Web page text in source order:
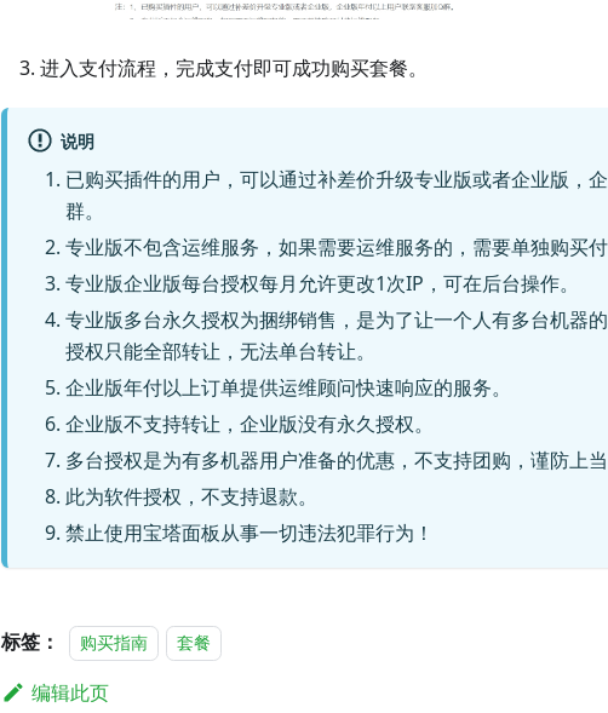
进入支付流程，完成支付即可成功购买套餐。
说明
已购买插件的用户，可以通过补差价升级专业版或者企业版，
群。
专业版不包含运维服务，如果需要运维服务的，需要单独购买付
专业版企业版每台授权每月允许更改1次IP，可在后台操作。
专业版多台永久授权为捆绑销售，是为了让一个人有多台机器
授权只能全部转让，无法单台转让。
企业版年付以上订单提供运维顾问快速响应的服务。
企业版不支持转让，企业版没有永久授权。
多台授权是为有多机器用户准备的优惠，不支持团购，谨防上当
此为软件授权，不支持退款。
禁止使用宝塔面板从事一切违法犯罪行为！
标签： 购买指南 套餐
编辑此页